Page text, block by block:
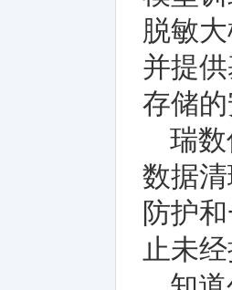
脱敏
并提
存储
瑞
数据
防护
止未